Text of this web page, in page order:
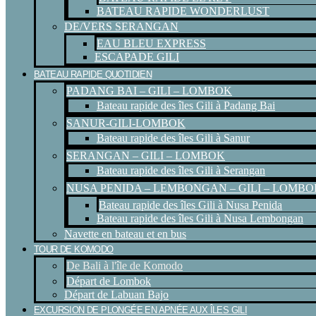
BATEAU RAPIDE WONDERLUST
DE/VERS SERANGAN
EAU BLEU EXPRESS
ESCAPADE GILI
BATEAU RAPIDE QUOTIDIEN
PADANG BAI – GILI – LOMBOK
Bateau rapide des îles Gili à Padang Bai
SANUR-GILI-LOMBOK
Bateau rapide des îles Gili à Sanur
SERANGAN – GILI – LOMBOK
Bateau rapide des îles Gili à Serangan
NUSA PENIDA – LEMBONGAN – GILI –
Bateau rapide des îles Gili à Nusa Penida
Bateau rapide des îles Gili à Nusa Lembongan
Navette en bateau et en bus
TOUR DE KOMODO
De Bali à l'île de Komodo
Départ de Lombok
Départ de Labuan Bajo
EXCURSION DE PLONGÉE EN APNÉE AUX ÎLES GILI